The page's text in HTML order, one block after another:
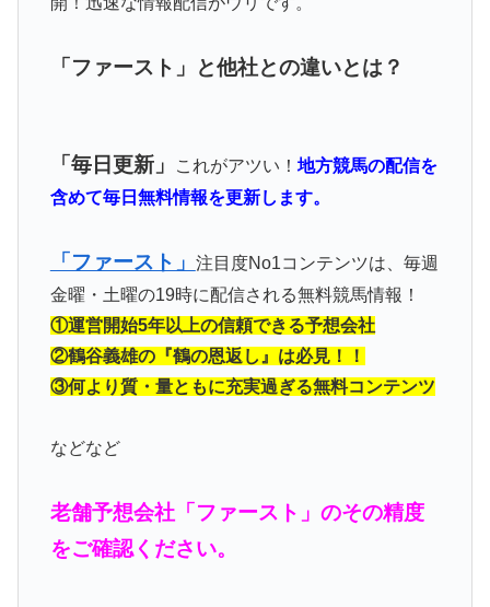
「ファースト」と他社との違いとは？
「毎日更新」 これがアツい！ 地方競馬の配信を
含めて毎日無料情報を更新します。
「ファースト」 注目度No1コンテンツは、毎週
金曜・土曜の19時に配信される無料競馬情報！
①運営開始5年以上の信頼できる予想会社
②鶴谷義雄の『鶴の恩返し』は必見！！
③何より質・量ともに充実過ぎる無料コンテンツ
などなど
老舗予想会社「ファースト」のその精度
をご確認ください。